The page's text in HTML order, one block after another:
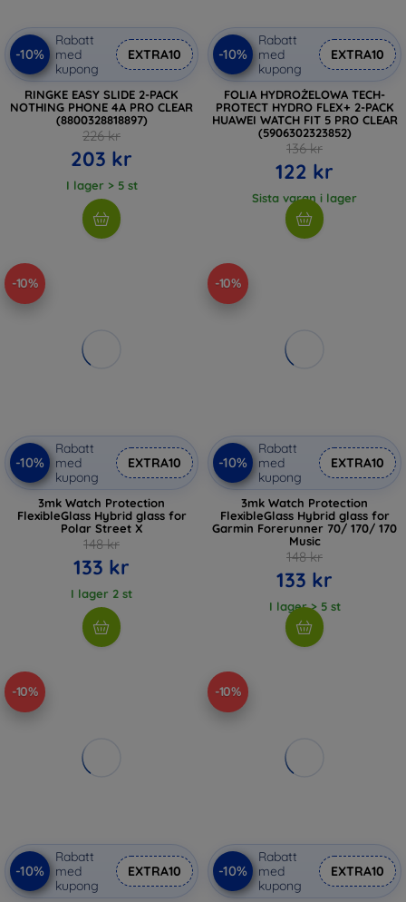
-10%
Rabatt
med
kupong
EXTRA10
RINGKE EASY SLIDE 2-PACK
NOTHING PHONE 4A PRO CLEAR
(8800328818897)
226 kr
203 kr
I lager > 5 st
-10%
Rabatt
med
kupong
EXTRA10
FOLIA HYDROŻELOWA TECH-
PROTECT HYDRO FLEX+ 2-PACK
HUAWEI WATCH FIT 5 PRO CLEAR
(5906302323852)
136 kr
122 kr
Sista varan i lager
-10%
-10%
Rabatt
med
kupong
EXTRA10
3mk Watch Protection
FlexibleGlass Hybrid glass for
Polar Street X
148 kr
133 kr
I lager 2 st
-10%
-10%
Rabatt
med
kupong
EXTRA10
3mk Watch Protection
FlexibleGlass Hybrid glass for
Garmin Forerunner 70/ 170/ 170
Music
148 kr
133 kr
I lager > 5 st
-10%
-10%
Rabatt
med
kupong
EXTRA10
-10%
-10%
Rabatt
med
kupong
EXTRA10